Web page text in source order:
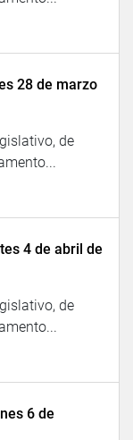
28 de marzo
de
4 de abril de
de
6 de